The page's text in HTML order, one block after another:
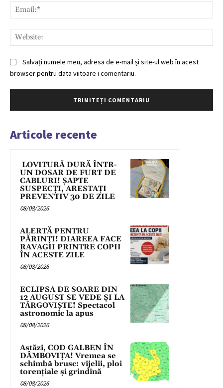
Salvați numele meu, adresa de e-mail și site-ul web în acest
browser pentru data viitoare i comentariu.
Articole recente
LOVITURĂ DURĂ ÎNTR-
UN DOSAR DE FURT DE
CABLURI! ȘAPTE
SUSPECȚI, ARESTAȚI
PREVENTIV 30 DE ZILE
08/08/2026
ALERTĂ PENTRU
PĂRINȚI! DIAREEA FACE
RAVAGII PRINTRE COPII
ÎN ACESTE ZILE
08/08/2026
ECLIPSA DE SOARE DIN
12 AUGUST SE VEDE ȘI LA
TÂRGOVIȘTE! Spectacol
astronomic la apus
08/08/2026
Astăzi, COD GALBEN ÎN
DÂMBOVIȚA! Vremea se
schimbă brusc: vijelii, ploi
torențiale și grindină
08/08/2026